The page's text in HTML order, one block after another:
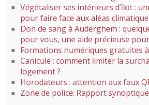
Végétaliser ses intérieurs d’îlot :
pour faire face aux aléas
Don de sang à Auderghem :
pour vous, une aide précieuse
Formations numériques gratuites
Canicule : comment limiter la
logement ?
Horodateurs : attention aux faux
Zone de police: Rapport